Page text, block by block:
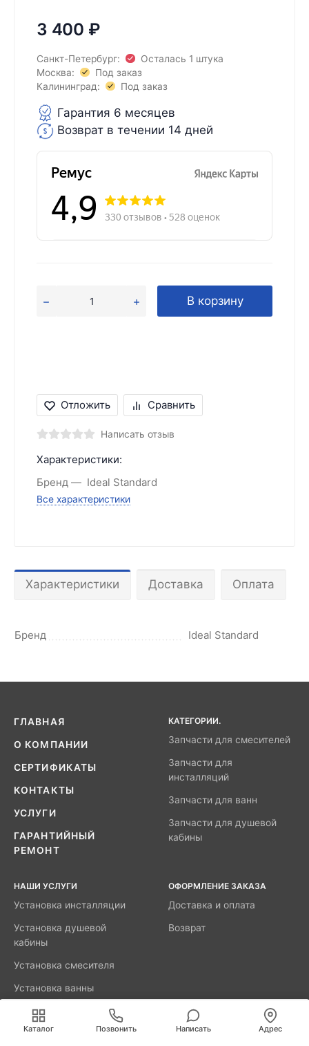
3 400 ₽
Санкт-Петербург:
Осталась 1 штука
Москва:
Под заказ
Калининград:
Под заказ
Гарантия 6 месяцев
Возврат в течении 14 дней
В корзину
Отложить Сравнить
Написать отзыв
Характеристики:
Бренд
Ideal Standard
Все характеристики
Характеристики Доставка Оплата
Бренд Ideal Standard
ГЛАВНАЯ
О КОМПАНИИ
СЕРТИФИКАТЫ
КОНТАКТЫ
УСЛУГИ
ГАРАНТИЙНЫЙ
РЕМОНТ
КАТЕГОРИИ.
Запчасти для смесителей
Запчасти для
инсталляций
Запчасти для ванн
Запчасти для душевой
кабины
НАШИ УСЛУГИ
Установка инсталляции
Установка душевой
кабины
Установка смесителя
Установка ванны
акриловой
ОФОРМЛЕНИЕ ЗАКАЗА
Доставка и оплата
Возврат
Каталог Позвонить Написать Адрес
Мы используем cookies для быстрой и удобной
работы сайта. Продолжая пользоваться сайтом, вы
принимаете условияобработки персональных данных.